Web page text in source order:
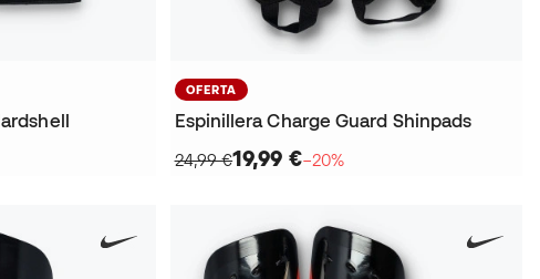
OFERTA
Espinillera Charge Guard Shinpads
24,99 €19,99 €−20%